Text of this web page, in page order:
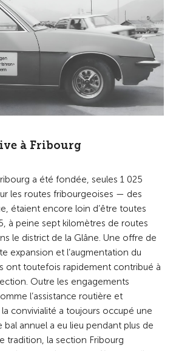
à Fribourg
a été fondée, seules 1 025
les routes fribourgeoises — des
étaient encore loin d’être toutes
à peine sept kilomètres de routes
le district de la Glâne. Une offre de
expansion et l’augmentation du
ont toutefois rapidement contribué à
Outre les engagements
l’assistance routière et
convivialité a toujours occupé une
annuel a eu lieu pendant plus de
tradition, la section Fribourg